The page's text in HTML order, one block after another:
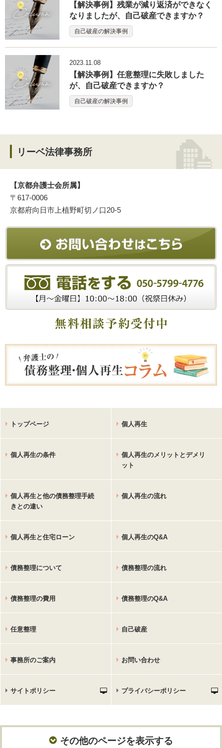
【解決事例】残業が減り返済ができなく
なりましたが、自己破産できますか？
自己破産の解決事例
2023.11.08
【解決事例】任意整理に失敗しました
が、自己破産できますか？
自己破産の解決事例
リーベ法律事務所
【京都弁護士会所属】
〒617-0006
京都府向日市上植野町切ノ口20-5
トップページ 個人再生
個人再生の条件
個人再生のメリットとデメリ
ット
個人再生と他の債務整理手続
きとの違い
個人再生の流れ
個人再生と住宅ローン 個人再生のQ&A
債務整理について 債務整理の流れ
債務整理の費用 債務整理のQ&A
任意整理 自己破産
事務所のご案内 お問い合わせ
サイトポリシー プライバシーポリシー
その他のページを表示する